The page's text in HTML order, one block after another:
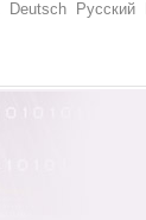
Deutsch Русский